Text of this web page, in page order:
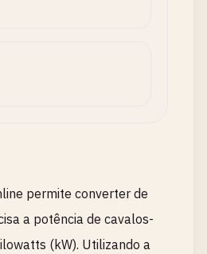
permite converter de
a potência de cavalos-
(kW). Utilizando a